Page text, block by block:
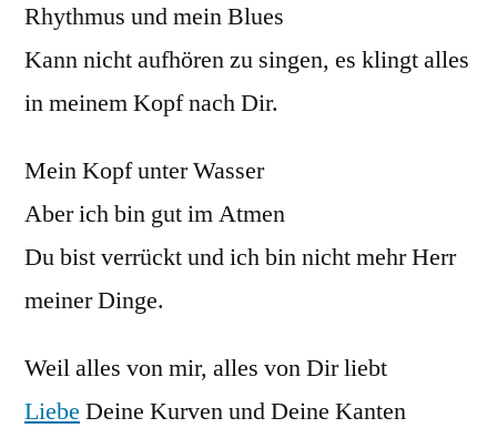
Rhythmus und mein Blues
Kann nicht aufhören zu singen, es klingt alles
in meinem Kopf nach Dir.
Mein Kopf unter Wasser
Aber ich bin gut im Atmen
Du bist verrückt und ich bin nicht mehr Herr
meiner Dinge.
Weil alles von mir, alles von Dir liebt
Liebe Deine Kurven und Deine Kanten